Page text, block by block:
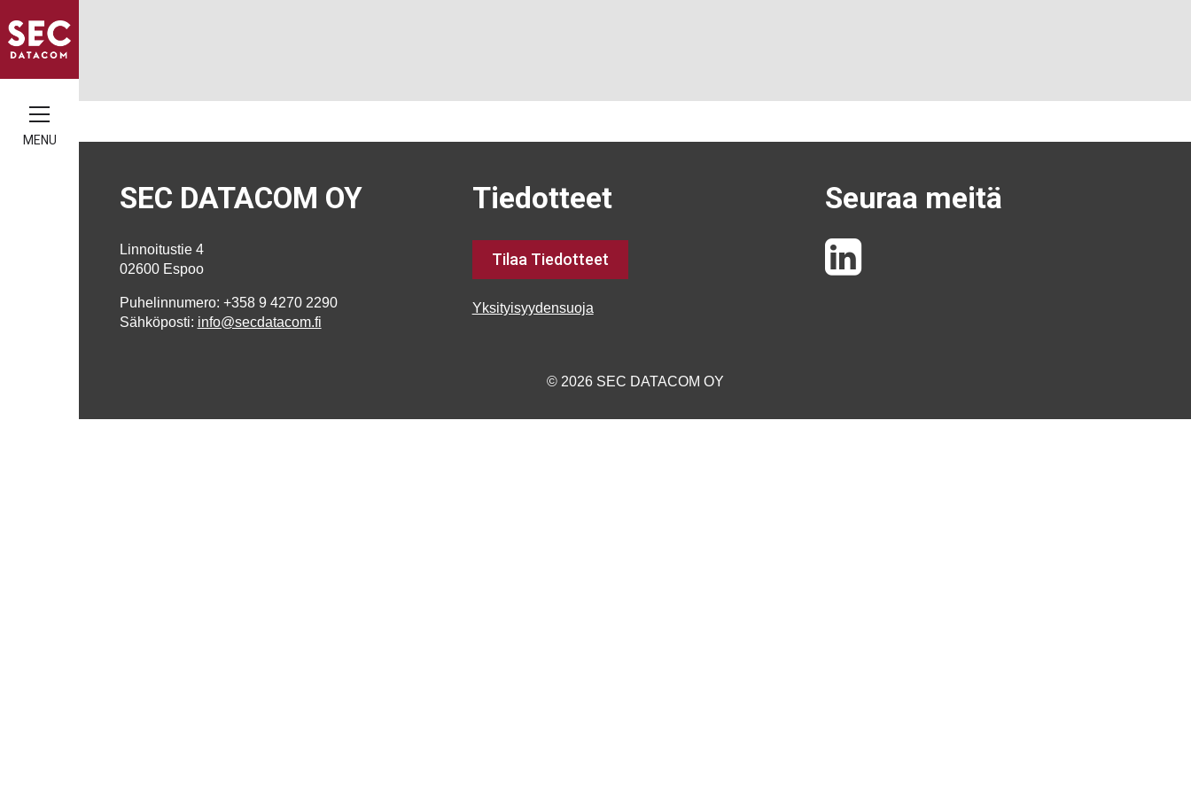
MENU
SEC DATACOM OY
Linnoitustie 4
02600 Espoo
Puhelinnumero: +358 9 4270 2290
Sähköposti: info@secdatacom.fi
Tiedotteet
Tilaa Tiedotteet
Yksityisyydensuoja
Seuraa meitä
© 2026 SEC DATACOM OY